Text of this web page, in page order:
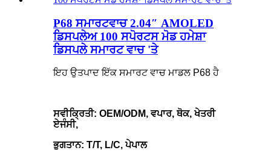
P68 ਸਮਾਰਟਵਾਚ 2.04″ AMOLED
ਡਿਸਪਲੇਅ 100 ਸਪੋਰਟਸ ਮੋਡ ਹਮੇਸ਼ਾ
ਡਿਸਪਲੇ ਸਮਾਰਟ ਵਾਚ 'ਤੇ
ਇਹ ਉਤਪਾਦ ਇੱਕ ਸਮਾਰਟ ਵਾਚ ਮਾਡਲ P68 ਹੈ
ਸਵੀਕ੍ਰਿਤੀ: OEM/ODM, ਵਪਾਰ, ਥੋਕ, ਖੇਤਰੀ
ਏਜੰਸੀ,
ਭੁਗਤਾਨ: T/T, L/C, ਪੇਪਾਲ